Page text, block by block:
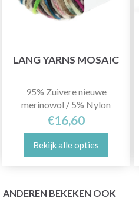
LANG YARNS MOSAIC
95% Zuivere nieuwe
merinowol / 5% Nylon
€16,60
Bekijk alle opties
ANDEREN BEKEKEN OOK